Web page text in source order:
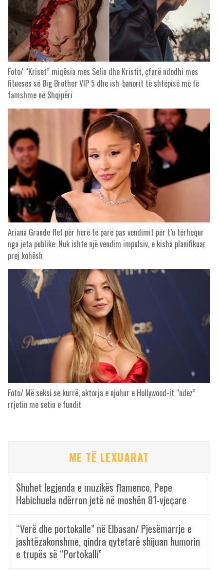
Foto/ “Kriset” miqësia mes Selin dhe Kristit, çfarë ndodhi mes
fitueses së Big Brother VIP 5 dhe ish-banorit të shtëpisë më të
famshme në Shqipëri
Ariana Grande flet për herë të parë pas vendimit për t’u tërhequr
nga jeta publike: Nuk ishte një vendim impulsiv, e kisha planifikuar
prej kohësh
Foto/ Më seksi se kurrë, aktorja e njohur e Hollywood-it “ndez”
rrjetin me setin e fundit
ME TË LEXUARAT
Shuhet legjenda e muzikës flamenco, Pepe
Habichuela ndërron jetë në moshën 81-vjeçare
“Verë dhe portokalle” në Elbasan/ Pjesëmarrje e
jashtëzakonshme, qindra qytetarë shijuan humorin
e trupës së “Portokalli”